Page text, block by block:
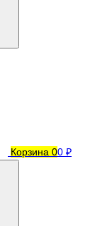
Корзина 00 ₽